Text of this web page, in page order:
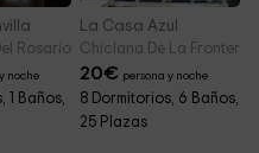
Rosario (Cádiz)
noche
1 Baños,
La Casa Azul
Chiclana De La Frontera
20€ persona y noche
8 Dormitorios, 6 Baños,
25 Plazas